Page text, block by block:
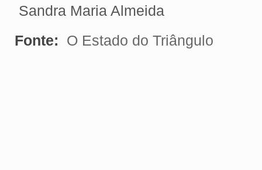
Sandra Maria Almeida
Fonte:
O Estado do Triângulo